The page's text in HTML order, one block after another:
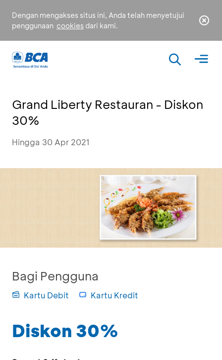
Dengan mengakses situs ini, Anda telah menyetujui
penggunaan cookies dari kami.
Grand Liberty Restauran - Diskon
30%
Hingga 30 Apr 2021
Bagi Pengguna
Kartu Debit Kartu Kredit
Diskon 30%